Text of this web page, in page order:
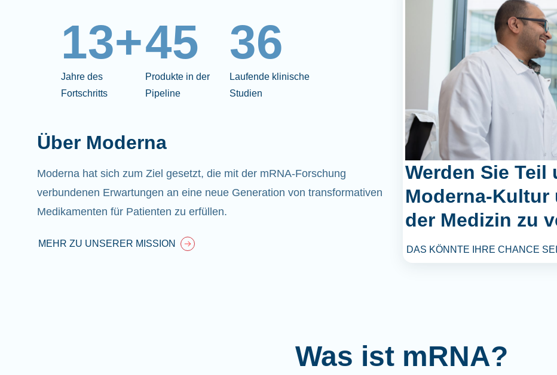
13+
Jahre des
Fortschritts
45
Produkte in der
Pipeline
36
Laufende klinische
Studien
Über Moderna
Moderna hat sich zum Ziel gesetzt, die mit der mRNA-Forschung
verbundenen Erwartungen an eine neue Generation von transformativen
Medikamenten für Patienten zu erfüllen.
MEHR ZU UNSERER MISSION
Werden Sie
Moderna-Kultur
der Medizin zu
DAS KÖNNTE IHRE CHANCE
Was ist mRNA?